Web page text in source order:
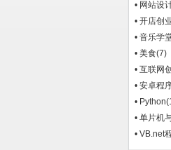
• 网站设
• 开店创
• 音乐学
• 美食(7)
• 互联网
• 安卓程
• Python
• 单片机
• VB.net